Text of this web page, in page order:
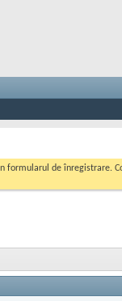
formularul de înregistrare.